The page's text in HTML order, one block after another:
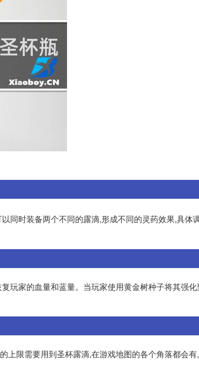
同时装备两个不同的露滴,形成不同的灵药效果,具体
玩家的血量和蓝量。当玩家使用黄金树种子将其强化
限需要用到圣杯露滴,在游戏地图的各个角落都会有